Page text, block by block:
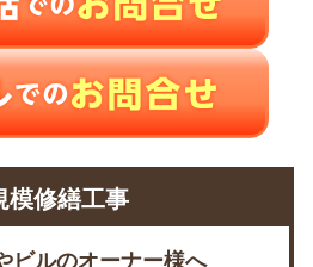
模修繕工事
ビルのオーナー様へ